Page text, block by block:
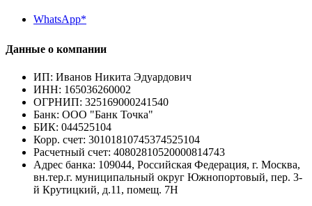
WhatsApp*
Данные о компании
ИП: Иванов Никита Эдуардович
ИНН: 165036260002
ОГРНИП: 325169000241540
Банк: ООО "Банк Точка"
БИК: 044525104
Корр. счет: 30101810745374525104
Расчетный счет: 40802810520000814743
Адрес банка: 109044, Российская Федерация, г. Москва,
вн.тер.г. муниципальный округ Южнопортовый, пер. 3-
й Крутицкий, д.11, помещ. 7Н